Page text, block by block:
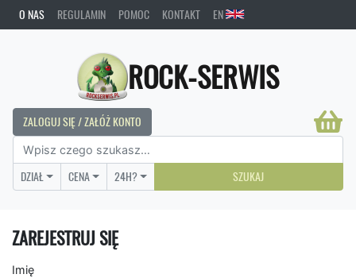
O NAS REGULAMIN POMOC KONTAKT EN
ROCK-SERWIS
ZALOGUJ SIĘ / ZAŁÓŻ KONTO
DZIAŁ CENA 24H? SZUKAJ
ZAREJESTRUJ SIĘ
Imię